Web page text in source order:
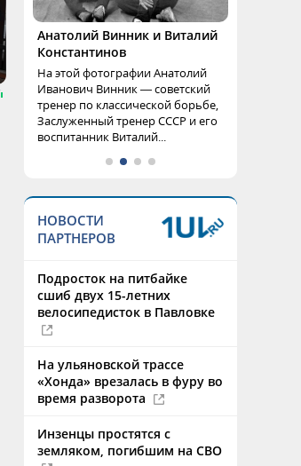
Анатолий Винник и Виталий
Константинов
На этой фотографии Анатолий
Иванович Винник — советский
тренер по классической борьбе,
Заслуженный тренер СССР и его
воспитанник Виталий...
НОВОСТИ
ПАРТНЕРОВ
Подросток на питбайке
сшиб двух 15-летних
велосипедисток в Павловке
На ульяновской трассе
«Хонда» врезалась в фуру во
время разворота
Инзенцы простятся с
земляком, погибшим на СВО